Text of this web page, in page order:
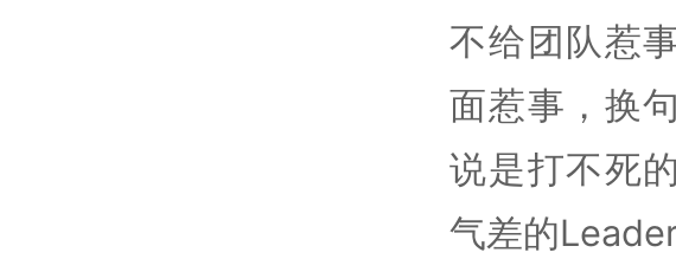
不给团队惹
面惹事，换
说是打不死
气差的